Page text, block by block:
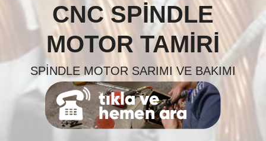
CNC SPINDLE
MOTOR TAMIRI
SPINDLE MOTOR SARIMI VE BAKIMI